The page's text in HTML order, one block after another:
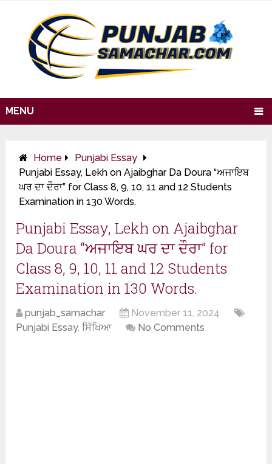
MENU
Home
Punjabi Essay
Punjabi Essay, Lekh on Ajaibghar Da Doura “ਅਜਾਇਬ
ਘਰ ਦਾ ਦੌਰਾ” for Class 8, 9, 10, 11 and 12 Students
Examination in 130 Words.
Punjabi Essay, Lekh on Ajaibghar
Da Doura “ਅਜਾਇਬ ਘਰ ਦਾ ਦੌਰਾ” for
Class 8, 9, 10, 11 and 12 Students
Examination in 130 Words.
punjab_samachar
November 11, 2024
Punjabi Essay,ਸਿੱਖਿਆ No Comments